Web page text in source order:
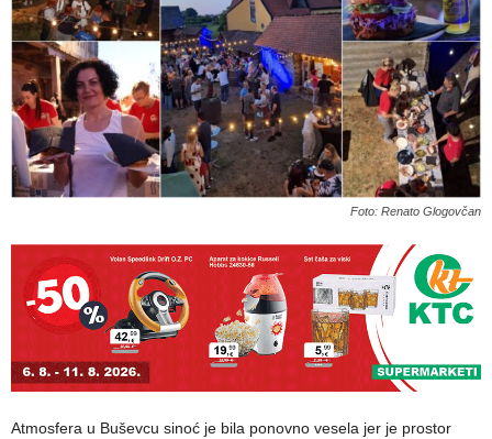
Foto: Renato Glogovčan
Atmosfera u Buševcu sinoć je bila ponovno vesela jer je prostor